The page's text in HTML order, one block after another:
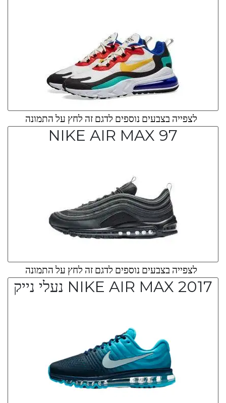
לצפייה בצבעים נוספים לדגם זה לחץ על התמונה
NIKE AIR MAX 97
לצפייה בצבעים נוספים לדגם זה לחץ על התמונה
NIKE AIR MAX 2017 נעלי נייק